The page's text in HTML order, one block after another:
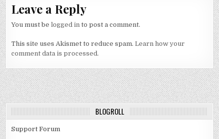
Leave a Reply
You must belogged in to post a comment.
This site uses Akismet to reduce spam.Learn how your
comment data is processed.
BLOGROLL
Support Forum